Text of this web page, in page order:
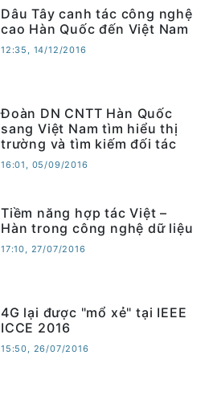
Dâu Tây canh tác công nghệ
cao Hàn Quốc đến Việt Nam
12:35, 14/12/2016
Đoàn DN CNTT Hàn Quốc
sang Việt Nam tìm hiểu thị
trường và tìm kiếm đối tác
16:01, 05/09/2016
Tiềm năng hợp tác Việt –
Hàn trong công nghệ dữ liệu
17:10, 27/07/2016
4G lại được "mổ xẻ" tại IEEE
ICCE 2016
15:50, 26/07/2016